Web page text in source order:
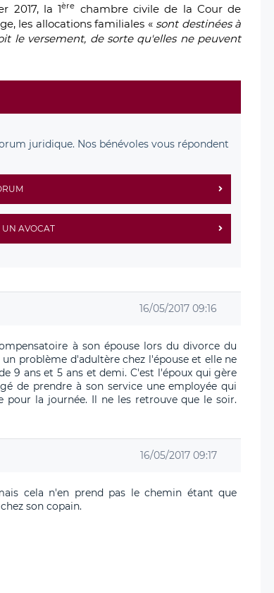
2017, la 1ère chambre civile de la Cour de
les allocations familiales « sont destinées à
le versement, de sorte qu'elles ne peuvent
juridique. Nos bénévoles vous répondent
AVOCAT
16/05/2017 09:16
à son épouse lors du divorce du
problème d'adultère chez l'épouse et elle ne
9 ans et 5 ans et demi. C'est l'époux qui gère
de prendre à son service une employée qui
pour la journée. Il ne les retrouve que le soir.
16/05/2017 09:17
cela n'en prend pas le chemin étant que
son copain.